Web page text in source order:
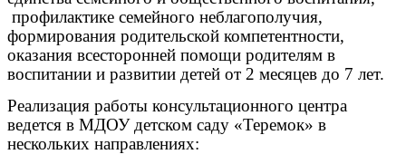
профилактике семейного неблагополучия,
формирования родительской компетентности,
оказания всесторонней помощи родителям в
воспитании и развитии детей от 2 месяцев до 7 лет.
Реализация работы консультационного центра
ведется в МДОУ детском саду «Теремок» в
нескольких направлениях: